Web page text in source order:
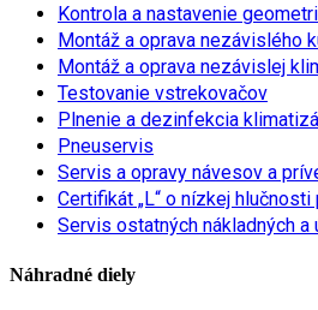
Kontrola a nastavenie
Montáž a oprava nezávislého
Montáž a oprava nezávislej
Testovanie vstrekovačov
Plnenie a dezinfekcia
Pneuservis
Servis a opravy návesov a
Certifikát „L“ o nízkej hlučnosti
Servis ostatných nákladných
Náhradné diely